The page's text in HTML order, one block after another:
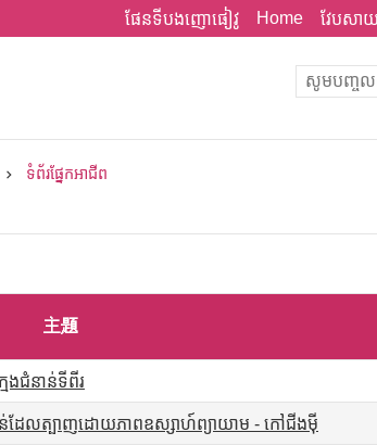
ផែនទីបងញោផៀវូ Home វែបសា
ទំព័រផ្នែកអាជីព
主題
េងជំនាន់ទីពីរ
ាន់ដែលត្បាញដោយភាពឧស្សាហ៍ព្យាយាម - កៅជីងម៉ី